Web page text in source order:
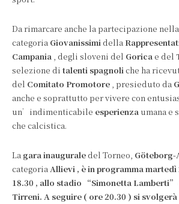
Da rimarcare anche la partecipazione nella
categoria Giovanissimidella
Campania , degli sloveni del Goricae del
selezione di talenti spagnoliche ha
del Comitato Promotore , presieduto da
anche e soprattutto per vivere con
un’indimenticabile esperienza umana e
che calcistica.
La gara inauguraledel Torneo, Göteborg-
categoriaAllievi , è in programmamartedì
18.30 , allo stadio “Simonetta Lamberti”
Tirreni. A seguire ( ore 20.30 ) si svolgerà